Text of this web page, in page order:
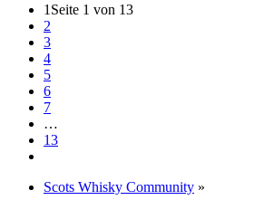
1 Seite 1 von 13
2
3
4
5
6
7
…
13
Scots Whisky Community »